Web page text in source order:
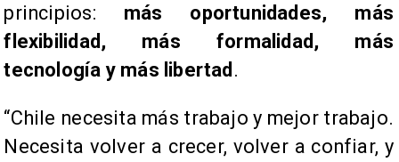
principios: más oportunidades, más
flexibilidad, más formalidad, más
tecnología y más libertad .
“Chile necesita más trabajo y mejor trabajo.
Necesita volver a crecer, volver a confiar, y